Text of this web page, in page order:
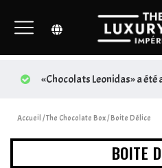
«Chocolats Leonidas» a été
Accueil /The Chocolate Box/ Boite Délice
BOITE